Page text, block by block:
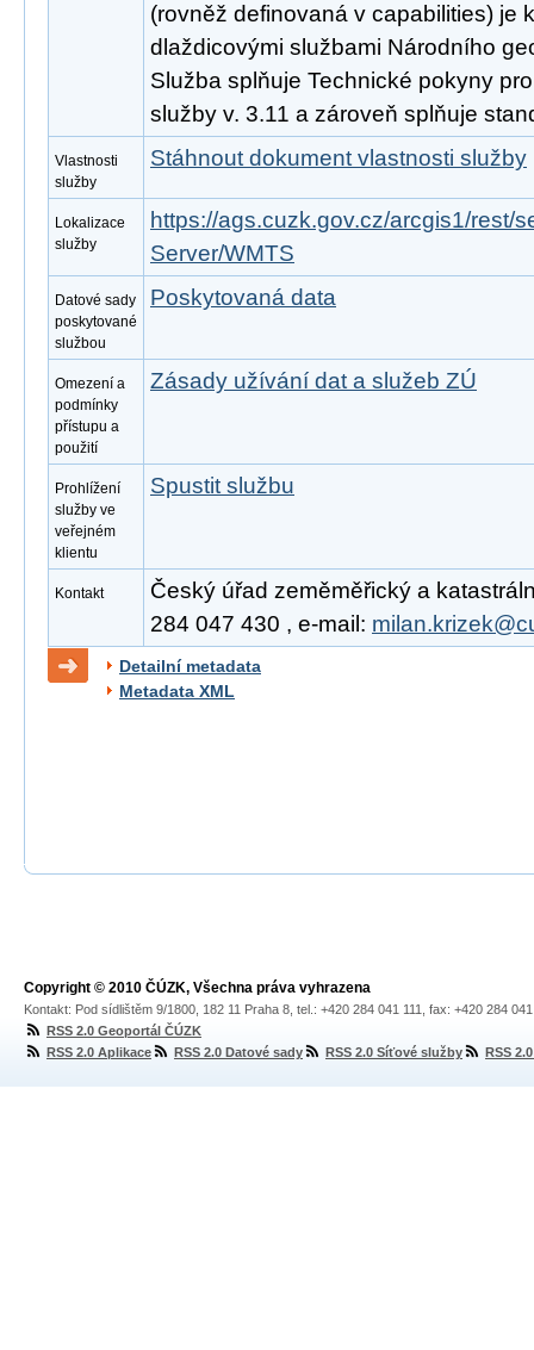
(rovněž definovaná v capabilities) je
dlaždicovými službami Národního
Služba splňuje Technické pokyny
služby v. 3.11 a zároveň splňuje
Vlastnosti
služby
Stáhnout dokument vlastnosti služby
Lokalizace
služby
https://ags.cuzk.gov.cz/arcgis1/rest/
Server/WMTS
Datové sady
poskytované
službou
Poskytovaná data
Omezení a
podmínky
přístupu a
použití
Zásady užívání dat a služeb ZÚ
Prohlížení
služby ve
veřejném
klientu
Spustit službu
Kontakt
Český úřad zeměměřický a
284 047 430 , e-mail:
Detailní metadata
Metadata XML
Copyright © 2010 ČÚZK, Všechna práva vyhrazena
Kontakt: Pod sídlištěm 9/1800, 182 11 Praha 8, tel.: +420 284 041 111, fax: +420 284
RSS 2.0 Geoportál ČÚZK
RSS 2.0 Aplikace
RSS 2.0 Datové sady RSS 2.0 Síťové služby RSS